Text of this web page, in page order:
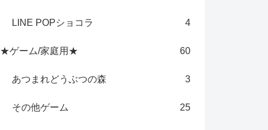
LINE POPショコラ 4
★ゲーム/家庭用★ 60
あつまれどうぶつの森 3
その他ゲーム 25